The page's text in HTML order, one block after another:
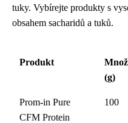
tuky. Vybírejte produkty s
obsahem sacharidů a tuků.
Produkt
(g)
Prom-in Pure
CFM Protein
100